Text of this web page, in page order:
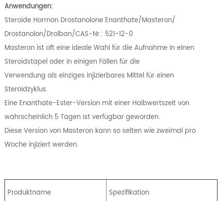
Anwendungen:
Steroide Hormon Drostanolone Enanthate/Masteron/
Drostanolon/Drolban/CAS-Nr.: 521-12-0
Masteron ist oft eine ideale Wahl für die Aufnahme in einen
Steroidstapel oder in einigen Fällen für die
Verwendung als einziges injizierbares Mittel für einen
Steroidzyklus.
Eine Enanthate-Ester-Version mit einer Halbwertszeit von
wahrscheinlich 5 Tagen ist verfügbar geworden.
Diese Version von Masteron kann so selten wie zweimal pro
Woche injiziert werden.
Produktname Spezifikation